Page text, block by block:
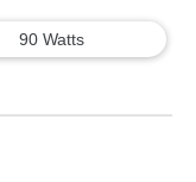
90 Watts